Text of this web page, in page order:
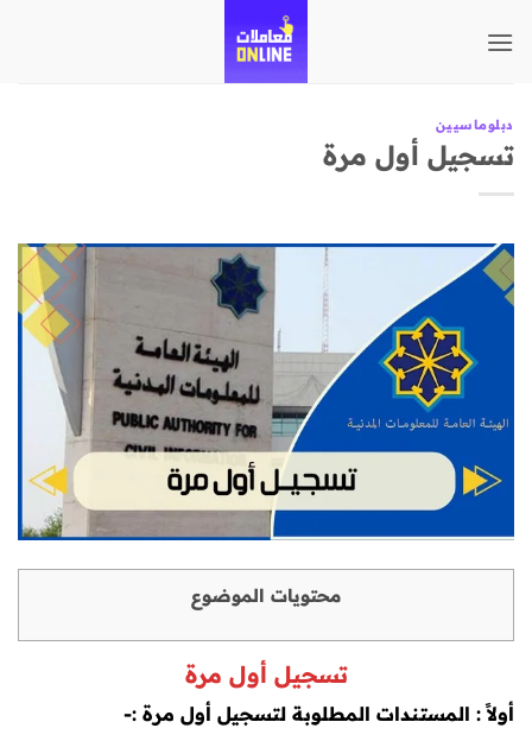
للمحتوى
دبلوماسيين
تسجيل أول مرة
محتويات الموضوع
تسجيل أول مرة
أولاً : المستندات المطلوبة لتسجيل أول مرة :-